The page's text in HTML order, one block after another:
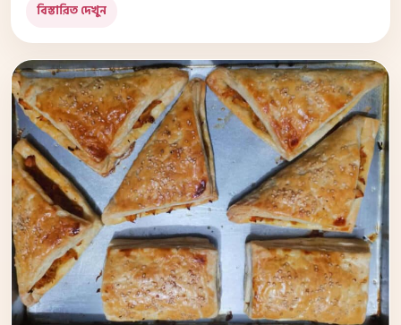
বিস্তারিত দেখুন